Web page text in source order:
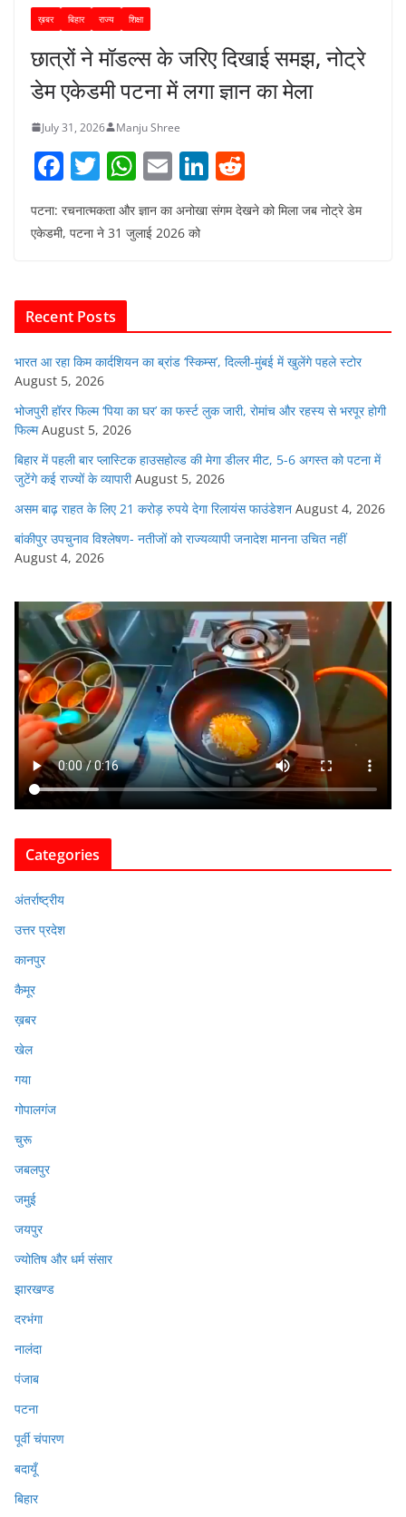
ख़बर बिहार राज्य शिक्षा
छात्रों ने मॉडल्स के जरिए दिखाई समझ, नोट्रे
डेम एकेडमी पटना में लगा ज्ञान का मेला
July 31, 2026 Manju Shree
F
c
o
o
k
T
itt
W
at
p
E
m
ai
Li
n
k
e
d
पटना: रचनात्मकता और ज्ञान का अनोखा संगम देखने को मिला जब नोट्रे डेम
एकेडमी, पटना ने 31 जुलाई 2026 को
Recent Posts
भारत आ रहा किम कार्दशियन का ब्रांड ‘स्किम्स’, दिल्ली-मुंबई में खुलेंगे पहले स्टोर
August 5, 2026
भोजपुरी हॉरर फिल्म ‘पिया का घर’ का फर्स्ट लुक जारी, रोमांच और रहस्य से भरपूर होगी
फिल्म August 5, 2026
बिहार में पहली बार प्लास्टिक हाउसहोल्ड की मेगा डीलर मीट, 5-6 अगस्त को पटना में
जुटेंगे कई राज्यों के व्यापारी August 5, 2026
असम बाढ़ राहत के लिए 21 करोड़ रुपये देगा रिलायंस फाउंडेशन August 4, 2026
बांकीपुर उपचुनाव विश्लेषण- नतीजों को राज्यव्यापी जनादेश मानना उचित नहीं
August 4, 2026
Categories
अंतर्राष्ट्रीय
उत्तर प्रदेश
कानपुर
कैमूर
ख़बर
खेल
गया
गोपालगंज
चुरू
जबलपुर
जमुई
जयपुर
ज्योतिष और धर्म संसार
झारखण्ड
दरभंगा
नालंदा
पंजाब
पटना
पूर्वी चंपारण
बदायूँ
बिहार